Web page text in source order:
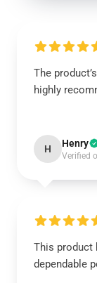
The
highly
H Henry
Verified
This product
dependable